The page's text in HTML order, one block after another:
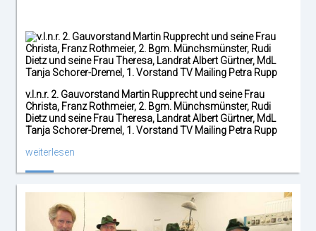
v.l.n.r. 2. Gauvorstand Martin Rupprecht und seine Frau
Christa, Franz Rothmeier, 2. Bgm. Münchsmünster, Rudi
Dietz und seine Frau Theresa, Landrat Albert Gürtner, MdL
Tanja Schorer-Dremel, 1. Vorstand TV Mailing Petra Rupp
weiterlesen